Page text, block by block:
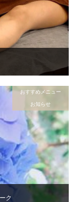
ク
おすすめメニュー
お知らせ